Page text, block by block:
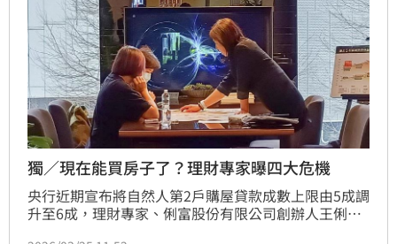
獨／現在能買房子了？理財專家曝四大危機
央行近期宣布將自然人第2戶購屋貸款成數上限由5成調
升至6成，理財專家、俐富股份有限公司創辦人王俐喬